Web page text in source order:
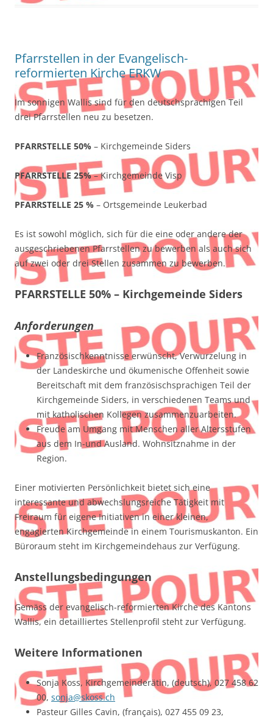
Pfarrstellen in der Evangelisch-
reformierten Kirche ERKW
Im sonnigen Wallis sind für den deutschsprachigen Teil
drei Pfarrstellen neu zu besetzen.
PFARRSTELLE 50% – Kirchgemeinde Siders
PFARRSTELLE 25%– Kirchgemeinde Visp
PFARRSTELLE 25 % – Ortsgemeinde Leukerbad
Es ist sowohl möglich, sich für die eine oder andere der
ausgeschriebenen Pfarrstellen zu bewerben als auch sich
auf zwei oder drei Stellen zusammen zu bewerben.
PFARRSTELLE 50% – Kirchgemeinde Siders
Anforderungen
Französischkenntnisse erwünscht, Verwurzelung in
der Landeskirche und ökumenische Offenheit sowie
Bereitschaft mit dem französischsprachigen Teil der
Kirchgemeinde Siders, in verschiedenen Teams und
mit katholischen Kollegen zusammenzuarbeiten.
Freude am Umgang mit Menschen aller Altersstufen
aus dem In-und Ausland. Wohnsitznahme in der
Region.
Einer motivierten Persönlichkeit bietet sich eine
interessante und abwechslungsreiche Tätigkeit mit
Freiraum für eigene Initiativen in einer kleinen,
engagierten Kirchgemeinde in einem Tourismuskanton. Ein
Büroraum steht im Kirchgemeindehaus zur Verfügung.
Anstellungsbedingungen
Gemäss der evangelisch-reformierten Kirche des Kantons
Wallis, ein detailliertes Stellenprofil steht zur Verfügung.
Weitere Informationen
Sonja Koss, Kirchgemeinderätin, (deutsch), 027 458 62
00, sonja@skoss.ch
Pasteur Gilles Cavin, (français), 027 455 09 23,